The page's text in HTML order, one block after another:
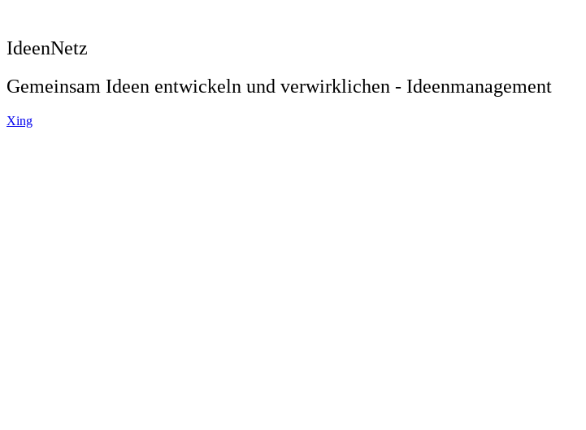
IdeenNetz
Gemeinsam Ideen entwickeln und verwirklichen - Ideenmanagement
Xing